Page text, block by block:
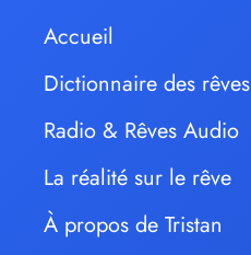
Accueil
Dictionnaire des rêves
Radio & Rêves Audio
La réalité sur le rêve
À propos de Tristan